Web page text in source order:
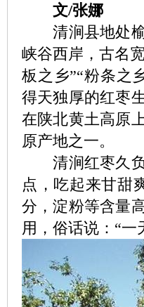
文/张娜
清涧县地处榆
峡谷西岸，古名
板之乡”“粉条之
得天独厚的红枣
在陕北黄土高原
原产地之一。
清涧红枣久负
点，吃起来甘甜
分，淀粉等含量
用，俗话说：“一